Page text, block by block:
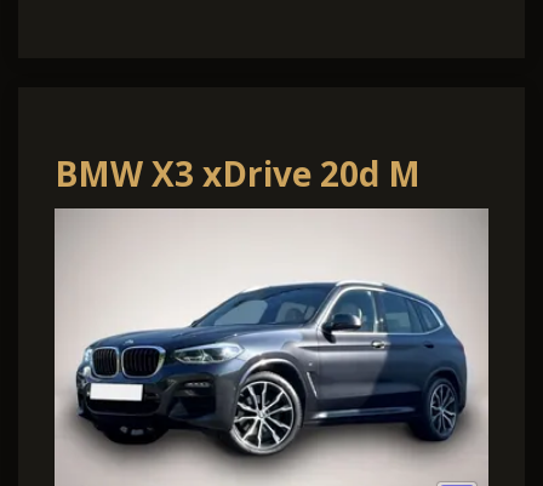
BMW X3 xDrive 20d M
Sport
AHK/H&K/HuD/Memory/